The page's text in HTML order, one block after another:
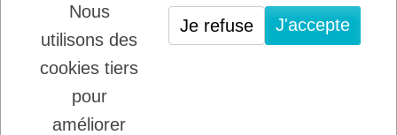
PLATINUM : LE MEILLEUR DE LA
VIANDE POUR CHIENS ET CHATS
22/08/2025
LADYBEL : DES SOINS FRANCAIS DE
GRANDE QUALITE
Nous
utilisons des
cookies tiers
pour
améliorer
J'accepte
Je refuse